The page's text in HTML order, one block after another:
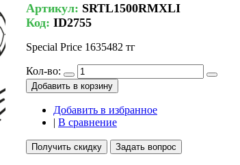
Артикул: SRTL1500RMXLI
Код: ID2755
Special Price 1635482 тг
Кол-во:
Добавить в корзину
Добавить в избранное
| В сравнение
Получить скидку Задать вопрос